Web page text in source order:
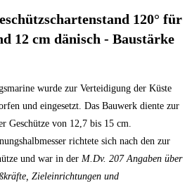
120° für
12 cm dänisch - Baustärke
wurde zur Verteidigung der Küste
und eingesetzt. Das Bauwerk diente zur
Geschütze von 12,7 bis 15 cm.
richtete sich nach den zur
und war in der M.Dv. 207 Angaben über
Zieleinrichtungen und